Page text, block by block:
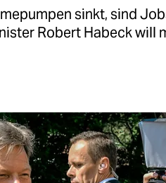
sinkt, sind
Robert Habeck will